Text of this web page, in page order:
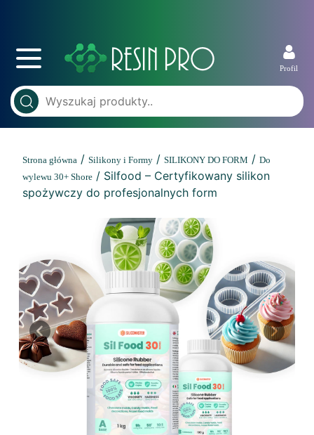
Profil
Strona główna / Silikony i Formy / SILIKONY DO FORM / Do
wylewu 30+ Shore / Silfood – Certyfikowany silikon
spożywczy do profesjonalnych form
Previous Next